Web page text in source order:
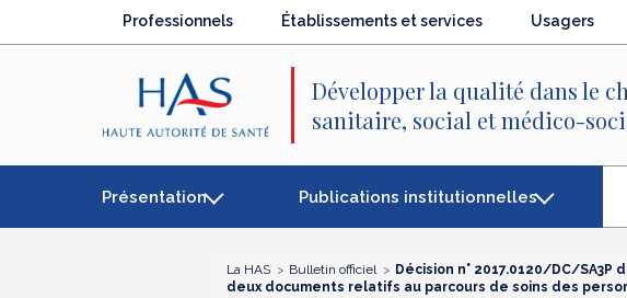
Professionnels Établissements et services Usagers
Développer la qualité dans le
sanitaire, social et médico-
Présentation Publications institutionnelles
La HAS Bulletin officiel
Décision n° 2017.0120/DC/
deux documents relatifs au parcours de soins des